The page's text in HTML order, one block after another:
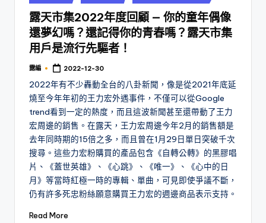
in
露天市集2022年度回顧 — 你的童年偶像
還夢幻嗎？還記得你的青春嗎？露天市集
用戶是流行先驅者！
Posted
露編 2022-12-30
2022年有不少轟動全台的八卦新聞，像是從2021年底延
燒至今年年初的王力宏外遇事件，不僅可以從Google
trend看到一定的熱度，而且這波新聞甚至還帶動了王力
宏周邊的銷售。在露天，王力宏周邊今年2月的銷售額是
去年同時期的15倍之多，而且曾在1月29日單日突破千次
搜尋。這些力宏粉購買的產品包含《自轉公轉》的黑膠唱
片、《蓋世英雄》、《心跳》、《唯一》、《心中的日
月》等當時紅極一時的專輯、單曲，可見即使爭議不斷，
仍有許多死忠粉絲願意購買王力宏的週邊商品表示支持。
Read More